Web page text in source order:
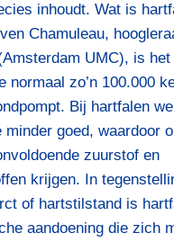
inhoudt. Wat is
Chamuleau,
UMC), is het
normaal zo’n 100.000
Bij hartfalen
minder goed, waardoor
zuurstof en
krijgen. In
of hartstilstand is
aandoening die zich